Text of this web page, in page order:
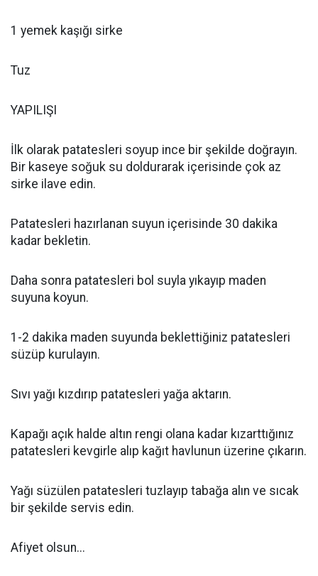
1 yemek kaşığı sirke
Tuz
YAPILIŞI
İlk olarak patatesleri soyup ince bir şekilde doğrayın.
Bir kaseye soğuk su doldurarak içerisinde çok az
sirke ilave edin.
Patatesleri hazırlanan suyun içerisinde 30 dakika
kadar bekletin.
Daha sonra patatesleri bol suyla yıkayıp maden
suyuna koyun.
1-2 dakika maden suyunda beklettiğiniz patatesleri
süzüp kurulayın.
Sıvı yağı kızdırıp patatesleri yağa aktarın.
Kapağı açık halde altın rengi olana kadar kızarttığınız
patatesleri kevgirle alıp kağıt havlunun üzerine çıkarın.
Yağı süzülen patatesleri tuzlayıp tabağa alın ve sıcak
bir şekilde servis edin.
Afiyet olsun...